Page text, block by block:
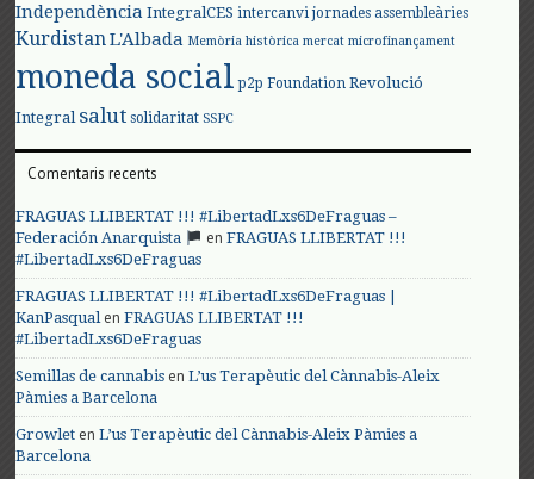
Independència IntegralCES intercanvi jornades assembleàries
KurdistanL'Albada Memòria històrica mercat microfinançament
moneda social p2p Foundation Revolució
Integral salut solidaritat SSPC
Comentaris recents
FRAGUAS LLIBERTAT !!! #LibertadLxs6DeFraguas –
Federación Anarquista
enFRAGUAS LLIBERTAT !!!
#LibertadLxs6DeFraguas
FRAGUAS LLIBERTAT !!! #LibertadLxs6DeFraguas |
KanPasqualenFRAGUAS LLIBERTAT !!!
#LibertadLxs6DeFraguas
Semillas de cannabis enL’us Terapèutic del Cànnabis-Aleix
Pàmies a Barcelona
Growlet enL’us Terapèutic del Cànnabis-Aleix Pàmies a
Barcelona